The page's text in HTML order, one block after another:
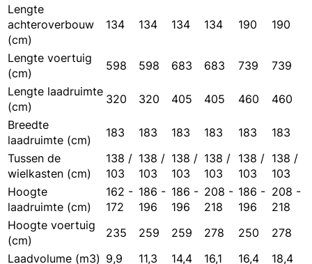
Lengte
achteroverbouw
(cm)
134 134 134 134 190 190
Lengte voertuig
(cm)
598 598 683 683 739
739
Lengte laadruimte
(cm)
320 320 405 405 460
460
Breedte
laadruimte (cm)
183 183 183 183 183
183
Tussen de
wielkasten (cm)
138 /
103
138 /
103
138 /
103
138 /
103
138 /
103
138 /
103
Hoogte
laadruimte (cm)
162 -
172
186 -
196
186 -
196
208 -
218
186 -
196
208 -
218
Hoogte voertuig
(cm)
235 259 259 278 250
278
Laadvolume (m3) 9,9 11,3 14,4 16,1 16,4 18,4